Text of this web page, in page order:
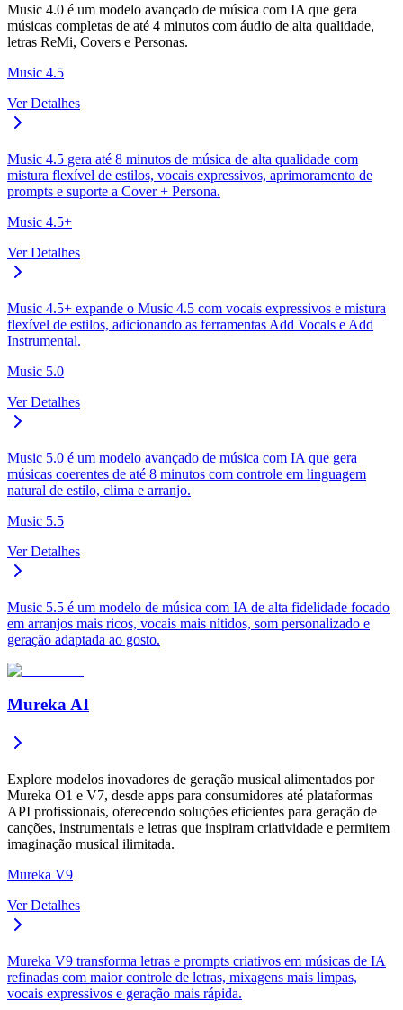
Music 4.0 é um modelo avançado de música com IA que gera
músicas completas de até 4 minutos com áudio de alta qualidade,
letras ReMi, Covers e Personas.
Music 4.5
Ver Detalhes
Music 4.5 gera até 8 minutos de música de alta qualidade com
mistura flexível de estilos, vocais expressivos, aprimoramento de
prompts e suporte a Cover + Persona.
Music 4.5+
Ver Detalhes
Music 4.5+ expande o Music 4.5 com vocais expressivos e mistura
flexível de estilos, adicionando as ferramentas Add Vocals e Add
Instrumental.
Music 5.0
Ver Detalhes
Music 5.0 é um modelo avançado de música com IA que gera
músicas coerentes de até 8 minutos com controle em linguagem
natural de estilo, clima e arranjo.
Music 5.5
Ver Detalhes
Music 5.5 é um modelo de música com IA de alta fidelidade focado
em arranjos mais ricos, vocais mais nítidos, som personalizado e
geração adaptada ao gosto.
Mureka AI
Explore modelos inovadores de geração musical alimentados por
Mureka O1 e V7, desde apps para consumidores até plataformas
API profissionais, oferecendo soluções eficientes para geração de
canções, instrumentais e letras que inspiram criatividade e permitem
imaginação musical ilimitada.
Mureka V9
Ver Detalhes
Mureka V9 transforma letras e prompts criativos em músicas de IA
refinadas com maior controle de letras, mixagens mais limpas,
vocais expressivos e geração mais rápida.